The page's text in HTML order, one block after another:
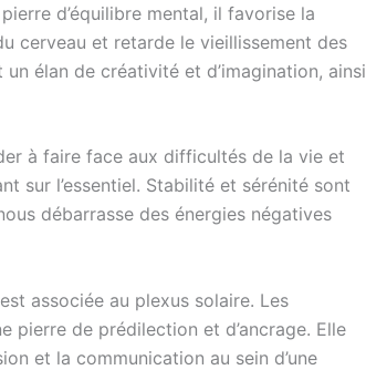
d’équilibre mental, il favorise la
cerveau et retarde le vieillissement des
élan de créativité et d’imagination, ainsi
à faire face aux difficultés de la vie et
sur l’essentiel. Stabilité et sérénité sont
débarrasse des énergies négatives
associée au plexus solaire. Les
pierre de prédilection et d’ancrage. Elle
et la communication au sein d’une